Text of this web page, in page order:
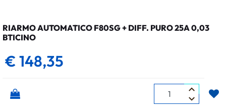
RIARMO AUTOMATICO F80SG + DIFF. PURO 25A 0,03
BTICINO
€ 148,35
Quantità